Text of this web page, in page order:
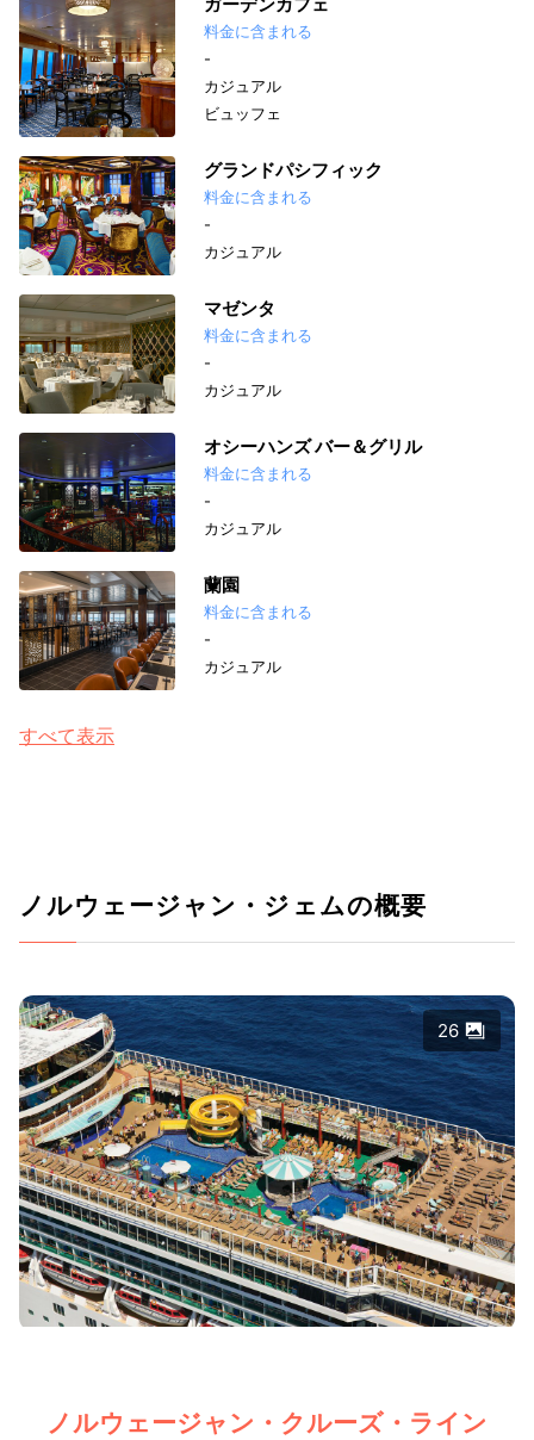
ガーデンカフェ
料金に含まれる
-
カジュアル
ビュッフェ
グランドパシフィック
料金に含まれる
-
カジュアル
マゼンタ
料金に含まれる
-
カジュアル
オシーハンズ バー＆グリル
料金に含まれる
-
カジュアル
蘭園
料金に含まれる
-
カジュアル
すべて表示
ノルウェージャン・ジェムの概要
26
ノルウェージャン・クルーズ・ライン